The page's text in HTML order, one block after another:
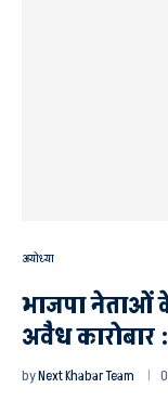
अयोध्या
भाजपा नेताओं
अवैध कारोबार
byNext Khabar Team